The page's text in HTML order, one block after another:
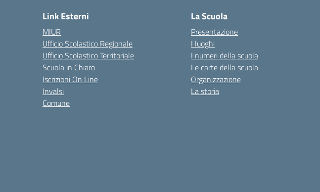
Link Esterni
MIUR
Ufficio Scolastico Regionale
Ufficio Scolastico Territoriale
Scuola in Chiaro
Iscrizioni On Line
Invalsi
Comune
La Scuola
Presentazione
I luoghi
I numeri della scuola
Le carte della scuola
Organizzazione
La storia